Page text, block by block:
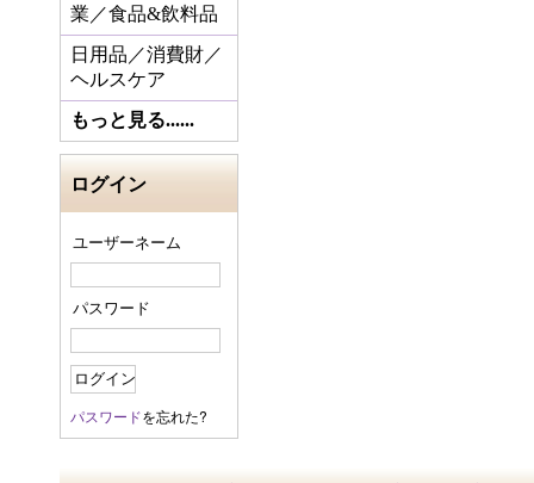
業／食品&飲料品
日用品／消費財／
ヘルスケア
もっと見る......
ログイン
ユーザーネーム
パスワード
パスワードを忘れた?